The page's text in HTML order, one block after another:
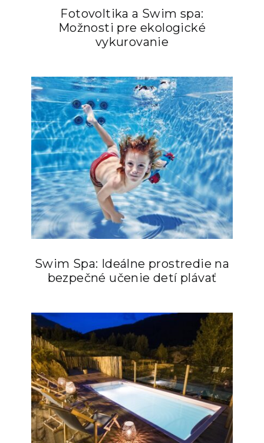
Fotovoltika a Swim spa:
Možnosti pre ekologické
vykurovanie
Swim Spa: Ideálne prostredie na
bezpečné učenie detí plávať